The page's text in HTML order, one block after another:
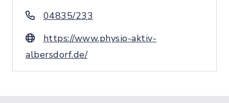
04835/233
https://www.physio-aktiv-
albersdorf.de/